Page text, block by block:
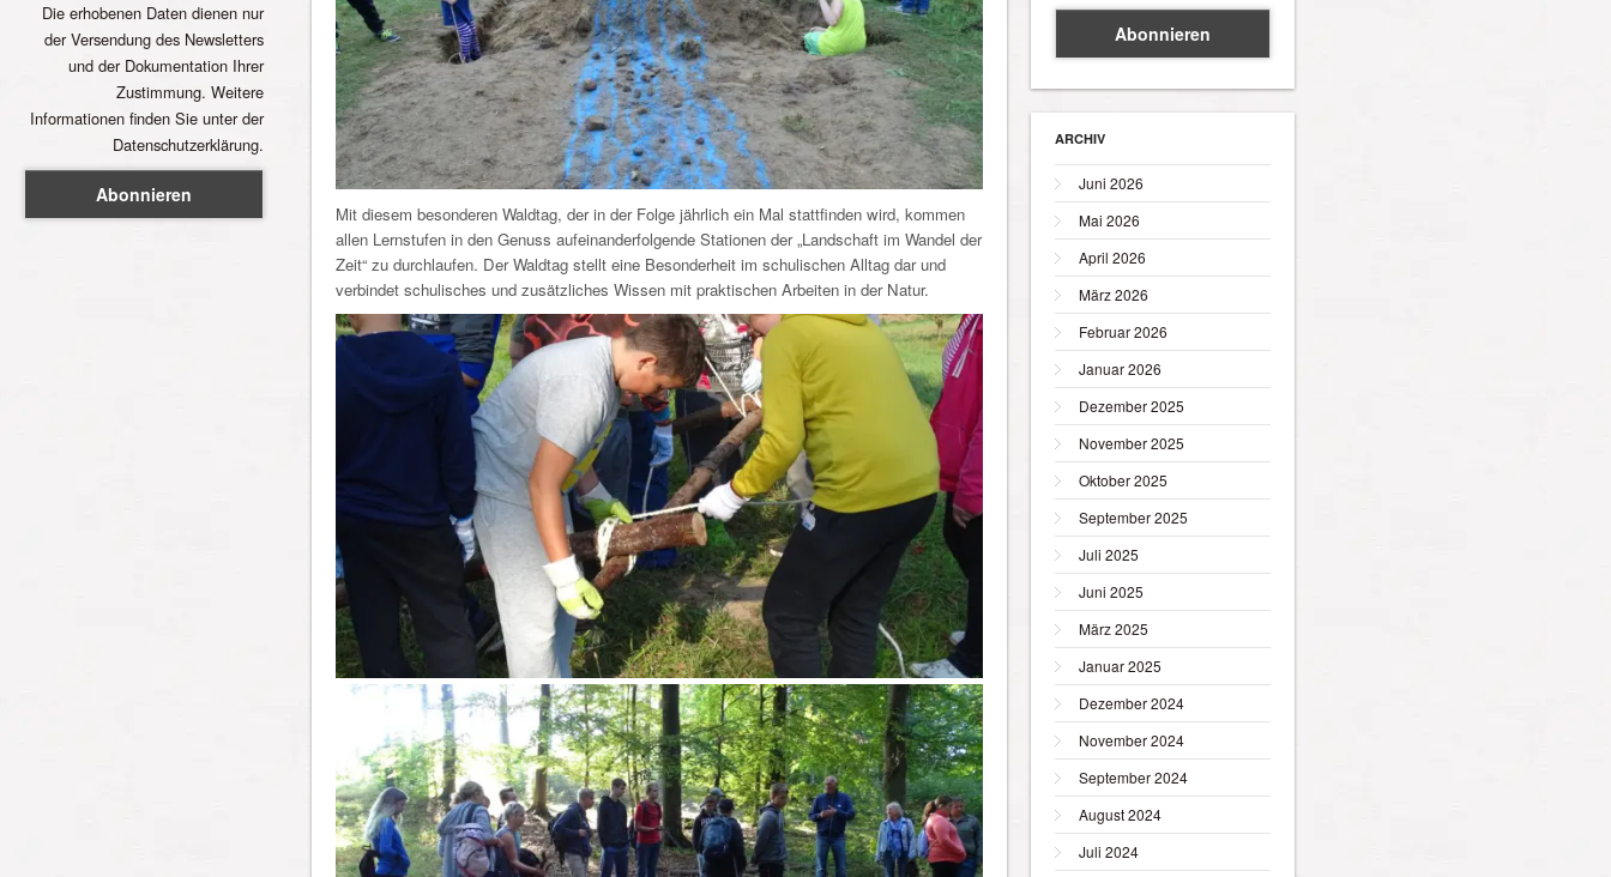
Die erhobenen Daten dienen nur
der Versendung des Newsletters
und der Dokumentation Ihrer
Zustimmung. Weitere
Informationen finden Sie unter der
Datenschutzerklärung.
Mit diesem besonderen Waldtag, der in der Folge jährlich ein Mal stattfinden wird, kommen
allen Lernstufen in den Genuss aufeinanderfolgende Stationen der „Landschaft im Wandel der
Zeit“ zu durchlaufen. Der Waldtag stellt eine Besonderheit im schulischen Alltag dar und
verbindet schulisches und zusätzliches Wissen mit praktischen Arbeiten in der Natur.
ARCHIV
Juni 2026
Mai 2026
April 2026
März 2026
Februar 2026
Januar 2026
Dezember 2025
November 2025
Oktober 2025
September 2025
Juli 2025
Juni 2025
März 2025
Januar 2025
Dezember 2024
November 2024
September 2024
August 2024
Juli 2024